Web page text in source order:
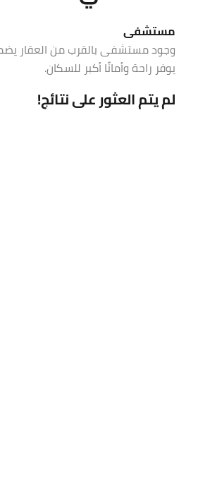
مستشفى
وجود مستشفى بالقرب من العقار يضمن
يوفر راحة وأمانًا أكبر للسكان.
لم يتم العثور على نتائج!